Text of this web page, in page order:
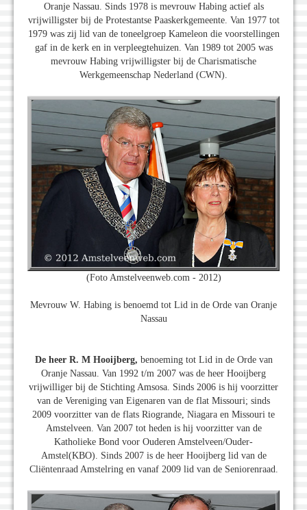
Oranje Nassau. Sinds 1978 is mevrouw Habing actief als
vrijwilligster bij de Protestantse Paaskerkgemeente. Van 1977 tot
1979 was zij lid van de toneelgroep Kameleon die voorstellingen
gaf in de kerk en in verpleegtehuizen. Van 1989 tot 2005 was
mevrouw Habing vrijwilligster bij de Charismatische
Werkgemeenschap Nederland (CWN).
(Foto Amstelveenweb.com - 2012)
Mevrouw W. Habing is benoemd tot Lid in de Orde van Oranje
Nassau
De heer R. M Hooijberg, benoeming tot Lid in de Orde van
Oranje Nassau. Van 1992 t/m 2007 was de heer Hooijberg
vrijwilliger bij de Stichting Amsosa. Sinds 2006 is hij voorzitter
van de Vereniging van Eigenaren van de flat Missouri; sinds
2009 voorzitter van de flats Riogrande, Niagara en Missouri te
Amstelveen. Van 2007 tot heden is hij voorzitter van de
Katholieke Bond voor Ouderen Amstelveen/Ouder-
Amstel(KBO). Sinds 2007 is de heer Hooijberg lid van de
Cliëntenraad Amstelring en vanaf 2009 lid van de Seniorenraad.